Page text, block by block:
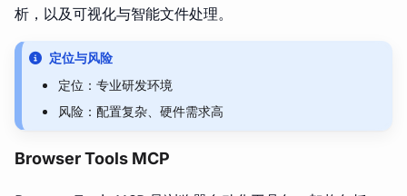
析，以及可视化与智能文件处理。
定位与风险
定位：专业研发环境
风险：配置复杂、硬件需求高
Browser Tools MCP